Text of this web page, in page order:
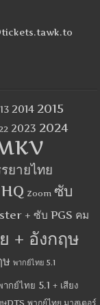
2014 2015
2023 2024
ยายไทย
Zoom ซับ
+ ซับ PGS คม
+ อังกฤษ
ษ พากย์ไทย 5.1
ากย์ไทย 5.1 + เสียง
ษDTS พากย์ไทย มาสเตอร์